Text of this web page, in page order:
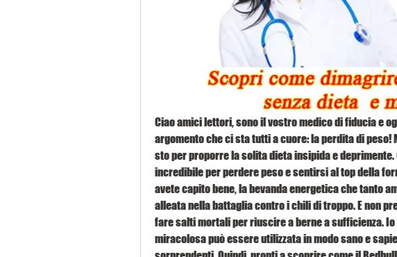
Ciao amici lettori, sono il vostro medico di fiducia e
argomento che ci sta tutti a cuore: la perdita di peso!
sto per proporre la solita dieta insipida e
incredibile per perdere peso e sentirsi al top della
avete capito bene, la bevanda energetica che tanto
alleata nella battaglia contro i chili di troppo. E non
fare salti mortali per riuscire a berne a sufficienza.
miracolosa può essere utilizzata in modo sano e